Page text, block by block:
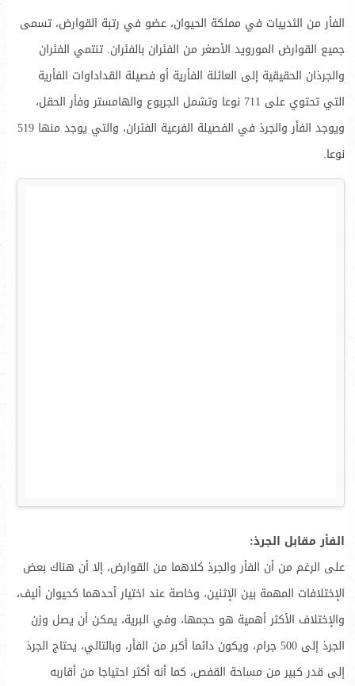
الفأر من الثدييات في مملكة الحيوان، عضو في رتبة القوارض، تسمى
جميع القوارض المورويد الأصغر من الفئران بالفئران. تنتمي الفئران
والجرذان الحقيقية إلى العائلة الفأرية أو فصيلة القداداوات الفأرية
التي تحتوي على 711 نوعا وتشمل الجربوع والهامستر وفأر الحقل،
ويوجد الفأر والجرذ في الفصيلة الفرعية الفئران، والتي يوجد منها 519
نوعا.
الفأر مقابل الجرذ:
على الرغم من أن الفأر والجرذ كلاهما من القوارض، إلا أن هناك بعض
الإختلافات المهمة بين الإثنين، وخاصة عند اختيار أحدهما كحيوان أليف،
والإختلاف الأكثر أهمية هو حجمها، وفي البرية، يمكن أن يصل وزن
الجرذ إلى 500 جرام، ويكون دائما أكبر من الفأر، وبالتالي، يحتاج الجرذ
إلى قدر كبير من مساحة القفص، كما أنه أكثر احتياجا من أقاربه